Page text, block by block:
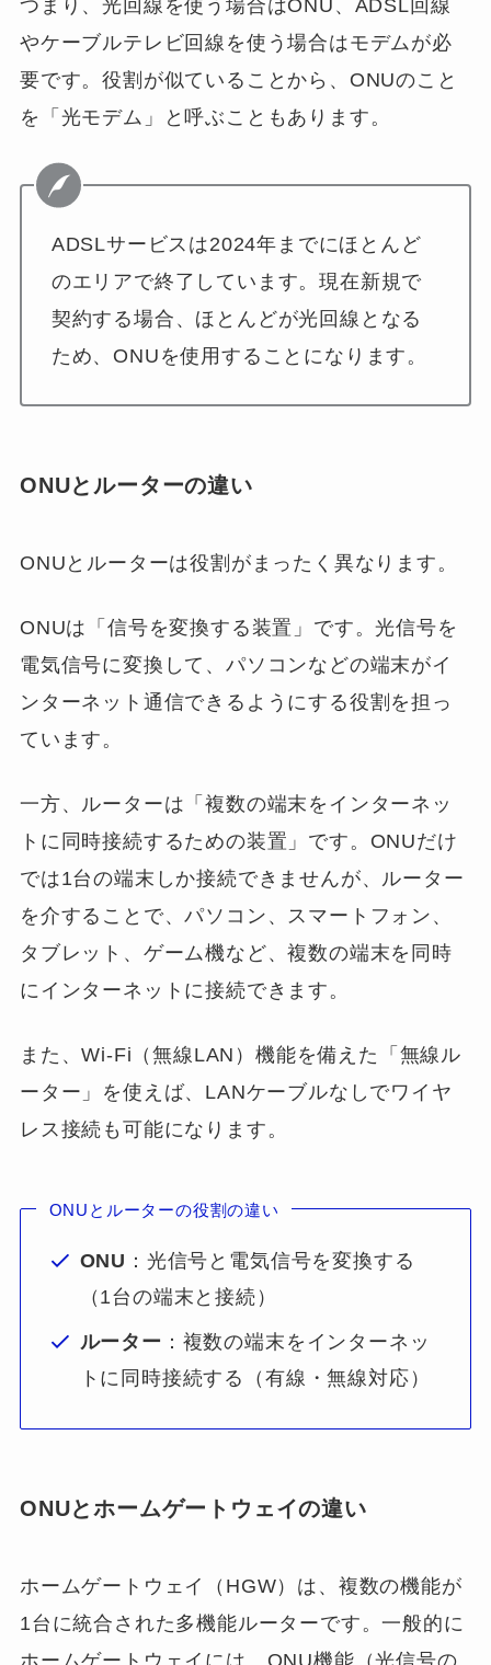
つまり、光回線を使う場合はONU、ADSL回線
やケーブルテレビ回線を使う場合はモデムが必
要です。役割が似ていることから、ONUのこと
を「光モデム」と呼ぶこともあります。
ADSLサービスは2024年までにほとんど
のエリアで終了しています。現在新規で
契約する場合、ほとんどが光回線となる
ため、ONUを使用することになります。
ONUとルーターの違い
ONUとルーターは役割がまったく異なります。
ONUは「信号を変換する装置」です。光信号を
電気信号に変換して、パソコンなどの端末がイ
ンターネット通信できるようにする役割を担っ
ています。
一方、ルーターは「複数の端末をインターネッ
トに同時接続するための装置」です。ONUだけ
では1台の端末しか接続できませんが、ルーター
を介することで、パソコン、スマートフォン、
タブレット、ゲーム機など、複数の端末を同時
にインターネットに接続できます。
また、Wi-Fi（無線LAN）機能を備えた「無線ル
ーター」を使えば、LANケーブルなしでワイヤ
レス接続も可能になります。
ONUとルーターの役割の違い
ONU ：光信号と電気信号を変換する
（1台の端末と接続）
ルーター ：複数の端末をインターネッ
トに同時接続する（有線・無線対応）
ONUとホームゲートウェイの違い
ホームゲートウェイ（HGW）は、複数の機能が
1台に統合された多機能ルーターです。一般的に
ホームゲートウェイには、ONU機能（光信号の